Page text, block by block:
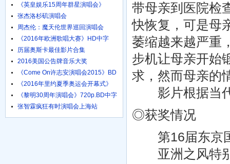
带母亲到医院检
快恢复，可是母
萎缩越来越严重
步机让母亲开始
求，然而母亲
影片根据当代
◎获奖情况
第16届东京
亚洲之风特
《英皇娱乐15周年群星演唱会》
720p.BD粤语中字
张杰洛杉矶演唱会
周杰伦：魔天伦世界巡回演唱会
《2016年欧洲歌唱大赛》HD中字
1024高清
历届奥斯卡最佳影片合集
2016美国公告牌音乐大奖
《Come On许志安演唱会2015》BD
粤语中字
《2016年里约夏季奥运会开幕式》
HD国语
《黎明30周年演唱会》720p.BD中字
张智霖疯狂有时演唱会上海站